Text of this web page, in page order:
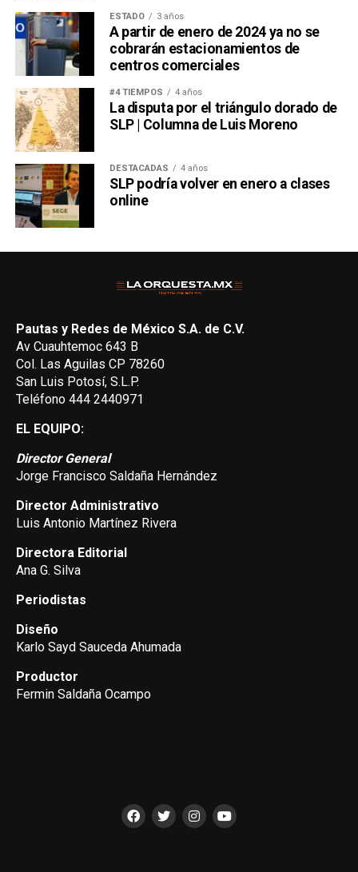
ESTADO 3 años
A partir de enero de 2024 ya no se
cobrarán estacionamientos de
centros comerciales
#4 TIEMPOS 4 años
La disputa por el triángulo dorado de
SLP | Columna de Luis Moreno
DESTACADAS 4 años
SLP podría volver en enero a clases
online
Pautas y Redes de México S.A. de C.V.
Av Cuauhtemoc 643 B
Col. Las Aguilas CP 78260
San Luis Potosí, S.L.P.
Teléfono 444 2440971
EL EQUIPO:
Director General
Jorge Francisco Saldaña Hernández
Director Administrativo
Luis Antonio Martínez Rivera
Directora Editorial
Ana G. Silva
Periodistas
Diseño
Karlo Sayd Sauceda Ahumada
Productor
Fermin Saldaña Ocampo